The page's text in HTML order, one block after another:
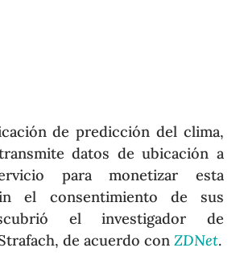
de predicción del clima,
datos de ubicación a
para monetizar esta
el consentimiento de sus
el investigador de
de acuerdo conZDNet.